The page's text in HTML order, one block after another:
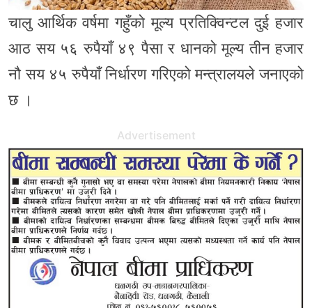
चालु आर्थिक वर्षमा गहुँको मूल्य प्रतिक्विन्टल दुई हजार
आठ सय ५६ रुपैयाँ ४९ पैसा र धानको मूल्य तीन हजार
नौ सय ४५ रुपैयाँ निर्धारण गरिएको मन्त्रालयले जनाएको
छ ।
Advertisement